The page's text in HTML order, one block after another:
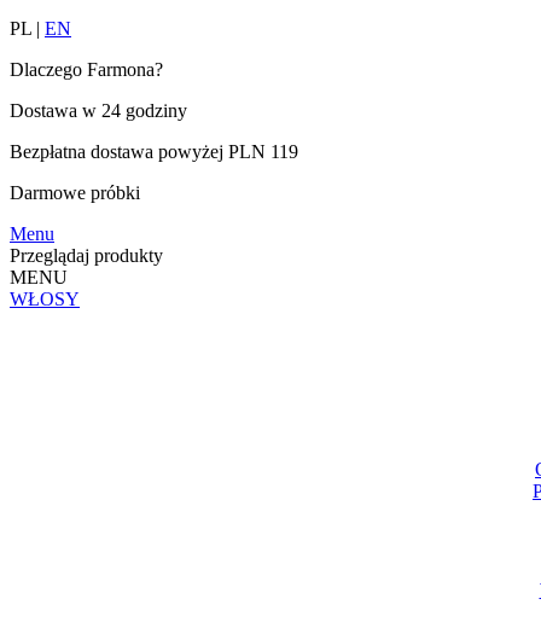
PL | EN
Dlaczego Farmona?
Dostawa w 24 godziny
Bezpłatna dostawa powyżej PLN 119
Darmowe próbki
Menu
Przeglądaj produkty
MENU
WŁOSY